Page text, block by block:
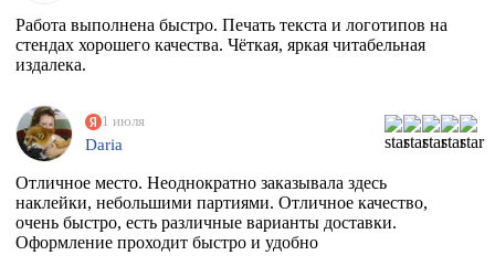
Работа выполнена быстро. Печать текста и логотипов на
стендах хорошего качества. Чёткая, яркая читабельная
издалека.
1 июля
Daria
Отличное место. Неоднократно заказывала здесь
наклейки, небольшими партиями. Отличное качество,
очень быстро, есть различные варианты доставки.
Оформление проходит быстро и удобно